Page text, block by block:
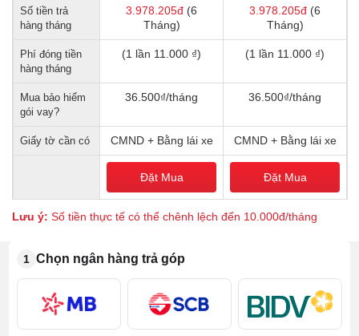
Số tiền trả
hàng tháng
3.978.205đ (6
Tháng)
3.978.205đ (6
Tháng)
Phí đóng tiền
hàng tháng
(1 lần 11.000 ₫) (1 lần 11.000 ₫)
Mua bảo hiểm
gói vay?
36.500₫/tháng 36.500₫/tháng
Giấy tờ cần có CMND + Bằng lái xe CMND + Bằng lái xe
Đặt Mua Đặt Mua
Lưu ý: Số tiền thực tế có thể chênh lệch đến 10.000đ/tháng
1 Chọn ngân hàng trả góp